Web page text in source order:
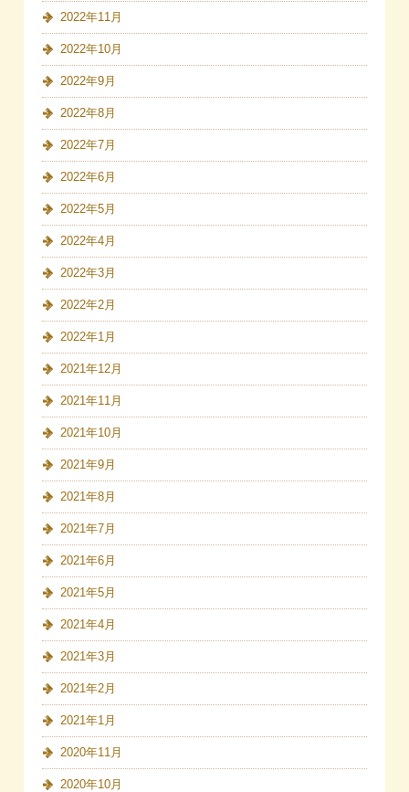
2022年11月
2022年10月
2022年9月
2022年8月
2022年7月
2022年6月
2022年5月
2022年4月
2022年3月
2022年2月
2022年1月
2021年12月
2021年11月
2021年10月
2021年9月
2021年8月
2021年7月
2021年6月
2021年5月
2021年4月
2021年3月
2021年2月
2021年1月
2020年11月
2020年10月